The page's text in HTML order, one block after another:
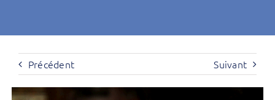
Précédent Suivant